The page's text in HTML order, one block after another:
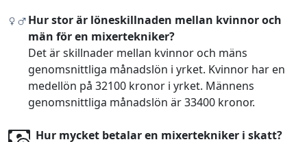
Hur stor är löneskillnaden mellan kvinnor och
män för en mixertekniker?
Det är skillnader mellan kvinnor och mäns
genomsnittliga månadslön i yrket. Kvinnor har en
medellön på 32100 kronor i yrket. Männens
genomsnittliga månadslön är 33400 kronor.
Hur mycket betalar en mixertekniker i skatt?